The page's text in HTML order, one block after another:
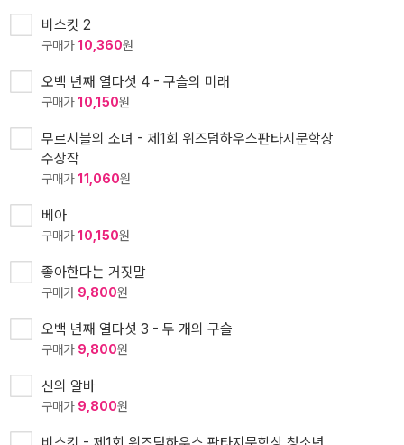
비스킷 2
구매가10,360원
오백 년째 열다섯 4 - 구슬의 미래
구매가10,150원
무르시블의 소녀 - 제1회 위즈덤하우스판타지문학상
수상작
구매가11,060원
베아
구매가10,150원
좋아한다는 거짓말
구매가 9,800원
오백 년째 열다섯 3 - 두 개의 구슬
구매가 9,800원
신의 알바
구매가 9,800원